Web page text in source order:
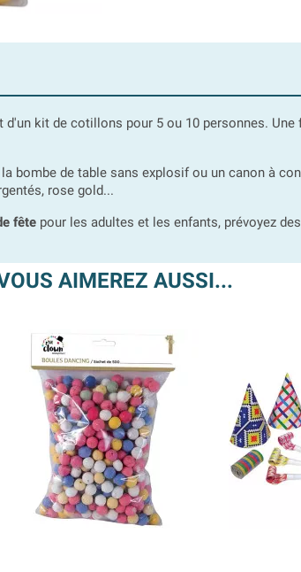
kit de cotillons pour 5 ou 10 personnes.
bombe de table sans explosif ou un canon à
rose gold...
fête pour les adultes et les enfants, prévoyez
AIMEREZ AUSSI...